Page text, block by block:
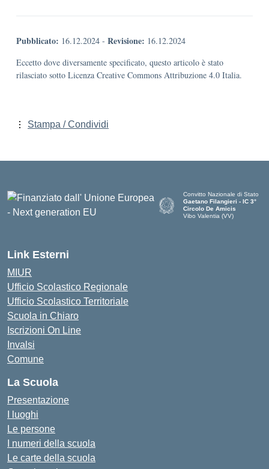
Pubblicato: 16.12.2024 - Revisione: 16.12.2024
Eccetto dove diversamente specificato, questo articolo è stato
rilasciato sotto Licenza Creative Commons Attribuzione 4.0 Italia.
Stampa / Condividi
Convitto Nazionale di Stato
Gaetano Filangieri - IC 3°
Circolo De Amicis
Vibo Valentia (VV)
Link Esterni
MIUR
Ufficio Scolastico Regionale
Ufficio Scolastico Territoriale
Scuola in Chiaro
Iscrizioni On Line
Invalsi
Comune
La Scuola
Presentazione
I luoghi
Le persone
I numeri della scuola
Le carte della scuola